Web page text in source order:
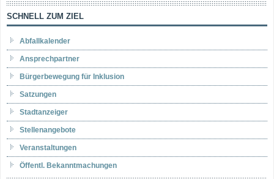
SCHNELL ZUM ZIEL
Abfallkalender
Ansprechpartner
Bürgerbewegung für Inklusion
Satzungen
Stadtanzeiger
Stellenangebote
Veranstaltungen
Öffentl. Bekanntmachungen